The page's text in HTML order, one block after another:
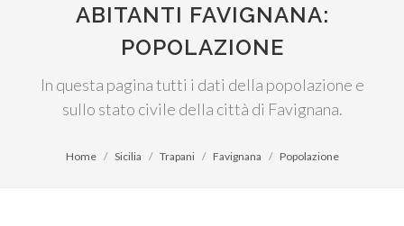
ABITANTI FAVIGNANA:
POPOLAZIONE
In questa pagina tutti i dati della popolazione e
sullo stato civile della città di Favignana.
Home Sicilia Trapani Favignana Popolazione